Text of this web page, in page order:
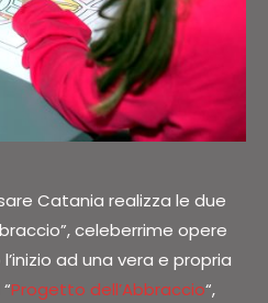
Catania realizza le due
celeberrime opere
ad una vera e propria
Progetto dell’Abbraccio“,